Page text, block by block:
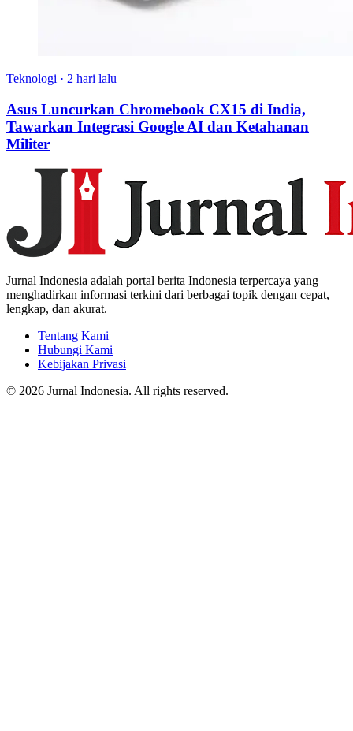
Teknologi · 2 hari lalu
Asus Luncurkan Chromebook CX15 di India,
Tawarkan Integrasi Google AI dan Ketahanan
Militer
Jurnal Indonesia adalah portal berita Indonesia terpercaya yang
menghadirkan informasi terkini dari berbagai topik dengan cepat,
lengkap, dan akurat.
Tentang Kami
Hubungi Kami
Kebijakan Privasi
© 2026 Jurnal Indonesia. All rights reserved.